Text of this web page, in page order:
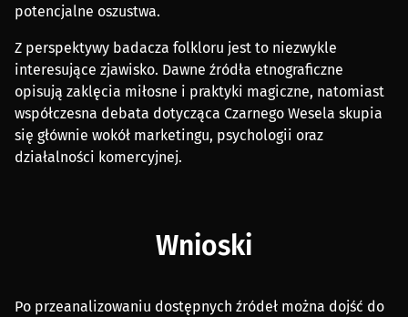
potencjalne oszustwa.
Z perspektywy badacza folkloru jest to niezwykle
interesujące zjawisko. Dawne źródła etnograficzne
opisują zaklęcia miłosne i praktyki magiczne, natomiast
współczesna debata dotycząca Czarnego Wesela skupia
się głównie wokół marketingu, psychologii oraz
działalności komercyjnej.
Wnioski
Po przeanalizowaniu dostępnych źródeł można dojść do